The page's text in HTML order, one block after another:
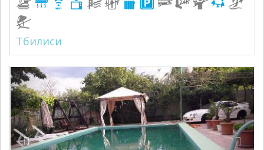
Тбилиси
Previous Next